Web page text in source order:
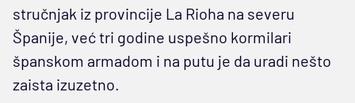
stručnjak iz provincije La Rioha na severu
Španije, već tri godine uspešno kormilari
španskom armadom i na putu je da uradi nešto
zaista izuzetno.